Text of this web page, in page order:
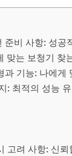
준비 사항: 성공
맞는 보청기 찾
과 기능: 나에게
: 최적의 성능
고려 사항: 신